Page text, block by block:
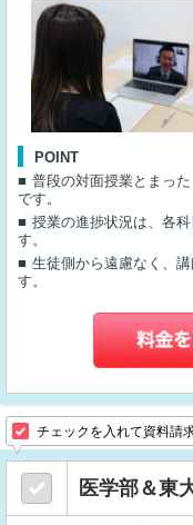
POINT
普段の対面授業とまっ
です。
授業の進捗状況は、各
す。
生徒側から遠慮なく、
す。
チェックを入れて資料請
医学部＆東